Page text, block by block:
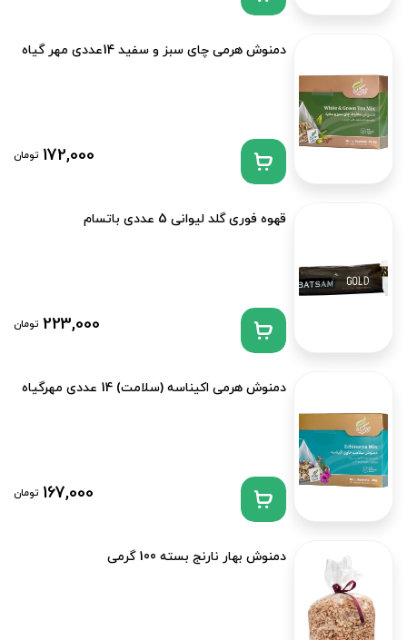
دمنوش هرمی چای سبز و سفید 14عددی مهر گیاه
172,000 تومان
قهوه فوری گلد لیوانی 5 عددی باتسام
223,000 تومان
دمنوش هرمی اکیناسه (سلامت) 14 عددی مهرگیاه
167,000 تومان
دمنوش بهار نارنج بسته 100 گرمی